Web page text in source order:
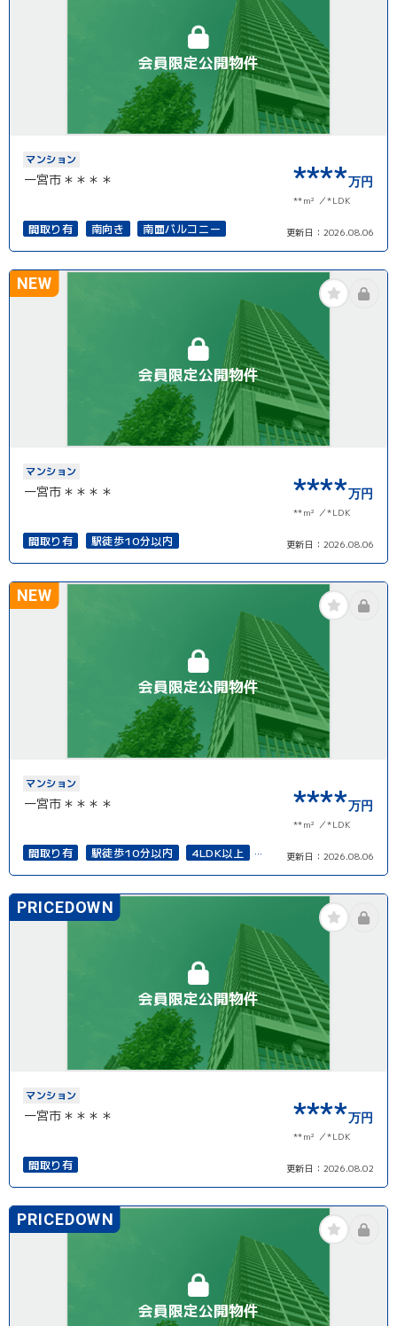
会員限定公開物件
マンション
一宮市＊＊＊＊ ****万円
**m² *LDK
間取り有 南向き 南面バルコニー 更新日： 2026.08.06
会員限定公開物件
NEW
マンション
一宮市＊＊＊＊ ****万円
**m² *LDK
間取り有 駅徒歩10分以内 更新日： 2026.08.06
会員限定公開物件
NEW
マンション
一宮市＊＊＊＊ ****万円
**m² *LDK
間取り有 駅徒歩10分以内
4LDK以上
更新日： 2026.08.06
会員限定公開物件
PRICEDOWN
マンション
一宮市＊＊＊＊ ****万円
**m² *LDK
間取り有 更新日： 2026.08.02
会員限定公開物件
PRICEDOWN